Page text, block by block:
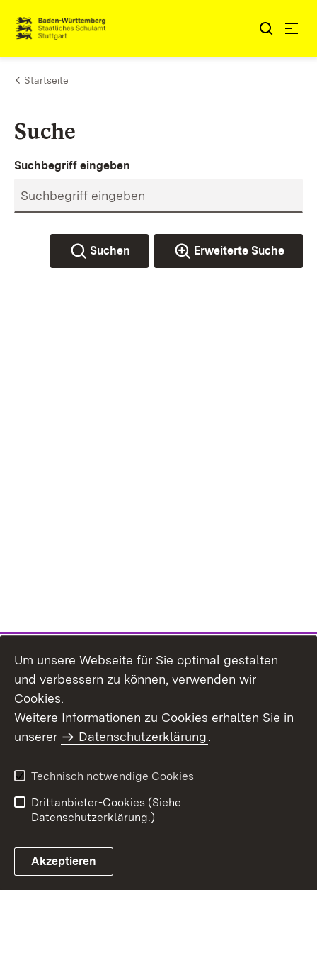
Zum Inhalt springen
Link zur Startseite
Startseite
Suche
Suchbegriff eingeben
Suchen Erweiterte Suche
Benutzungshinweise
Erklärung zur
Um unsere Webseite für Sie optimal gestalten
und verbessern zu können, verwenden wir
Cookies.
Weitere Informationen zu Cookies erhalten Sie in
unserer
Datenschutzerklärung.
Technisch notwendige Cookies
Drittanbieter-Cookies (Siehe
Datenschutzerklärung.)
Akzeptieren